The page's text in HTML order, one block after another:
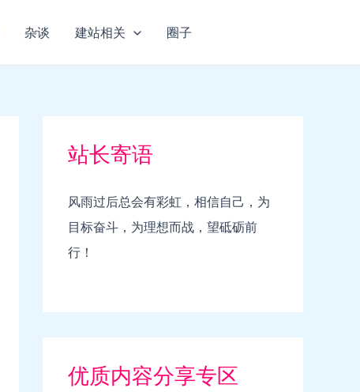
杂谈 建站相关 圈子
站长寄语
风雨过后总会有彩虹，相信自己，为
目标奋斗，为理想而战，望砥砺前
行！
优质内容分享专区